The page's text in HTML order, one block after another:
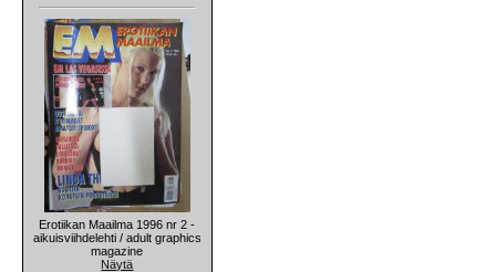
Erotiikan Maailma 1996 nr 2 -
aikuisviihdelehti / adult graphics
magazine
Näytä